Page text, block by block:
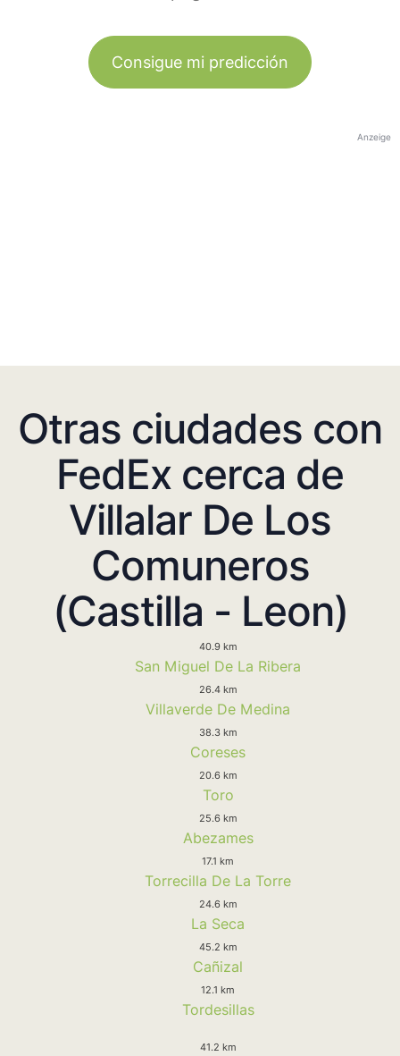
Consigue mi predicción
Anzeige
Otras ciudades con
FedEx cerca de
Villalar De Los
Comuneros
(Castilla - Leon)
40.9 km
San Miguel De La Ribera
26.4 km
Villaverde De Medina
38.3 km
Coreses
20.6 km
Toro
25.6 km
Abezames
17.1 km
Torrecilla De La Torre
24.6 km
La Seca
45.2 km
Cañizal
12.1 km
Tordesillas
41.2 km